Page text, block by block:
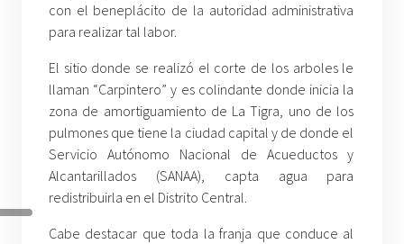
con el beneplácito de la autoridad administrativa
para realizar tal labor.
El sitio donde se realizó el corte de los arboles le
llaman “Carpintero” y es colindante donde inicia la
zona de amortiguamiento de La Tigra, uno de los
pulmones que tiene la ciudad capital y de donde el
Servicio Autónomo Nacional de Acueductos y
Alcantarillados (SANAA), capta agua para
redistribuirla en el Distrito Central.
Cabe destacar que toda la franja que conduce al